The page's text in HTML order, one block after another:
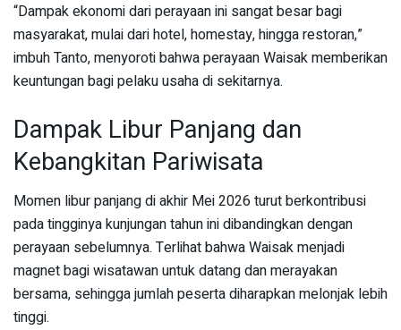
“Dampak ekonomi dari perayaan ini sangat besar bagi
masyarakat, mulai dari hotel, homestay, hingga restoran,”
imbuh Tanto, menyoroti bahwa perayaan Waisak memberikan
keuntungan bagi pelaku usaha di sekitarnya.
Dampak Libur Panjang dan
Kebangkitan Pariwisata
Momen libur panjang di akhir Mei 2026 turut berkontribusi
pada tingginya kunjungan tahun ini dibandingkan dengan
perayaan sebelumnya. Terlihat bahwa Waisak menjadi
magnet bagi wisatawan untuk datang dan merayakan
bersama, sehingga jumlah peserta diharapkan melonjak lebih
tinggi.